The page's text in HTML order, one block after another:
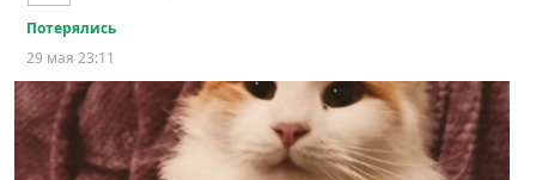
Потерялись
29 мая 23:11